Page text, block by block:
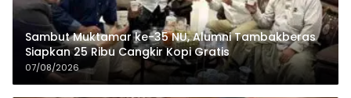
Sambut Muktamar ke-35 NU, Alumni Tambakberas
Siapkan 25 Ribu Cangkir Kopi Gratis
07/08/2026